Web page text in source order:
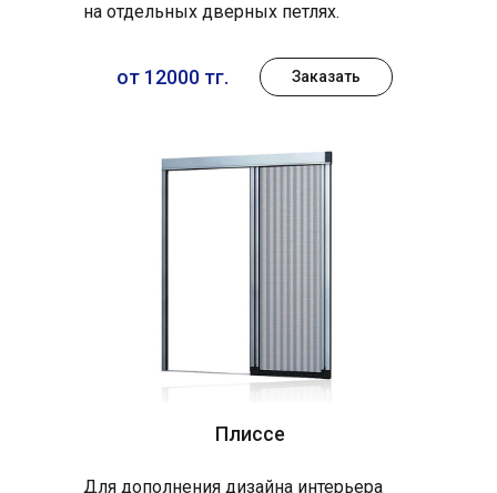
Плиссе
на отдельных дверных петлях.
Для дополнения дизайна интерьера
от 12000 тг. Заказать